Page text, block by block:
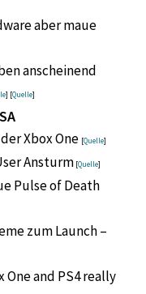
aber maue
anscheinend
] [Quelle]
Xbox One [Quelle]
Ansturm [Quelle]
Pulse of Death
zum Launch –
One and PS4 really